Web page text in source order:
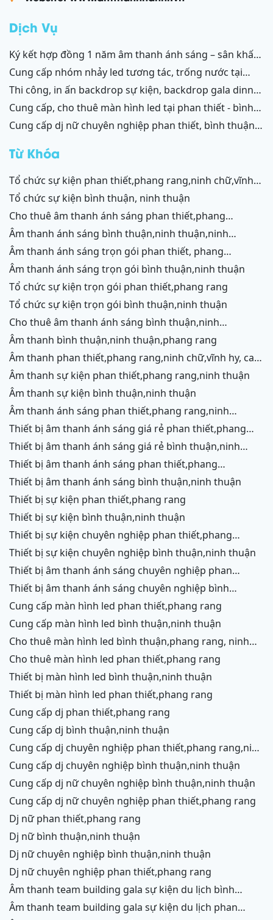
Dịch Vụ
ký kết hợp đồng 1 năm âm thanh ánh sáng – sân khấu
resort mũi né, tiến thành, kê gà, phan thiết, ninh thuận
cung cấp nhóm nhảy led tương tác, trống nước tại
ninh thuận – bình thuận
thi công, in ấn backdrop sự kiện, backdrop gala dinner,
backdrop team building, backdrop cánh gà, chữ nổi
3d, chữ nổi từ formex, chữ nổi hộp đèn led và ốp alu
phan thiết, bình thuận - ninh thuận - ninh chữ - phan
cung cấp, cho thuê màn hình led tại phan thiết - bình
thuận, ninh thuận - ninh chữ - phang rang
cung cấp dj nữ chuyên nghiệp phan thiết, bình thuận;
Từ Khóa
tổ chức sự kiện phan thiết,phang rang,ninh chữ,vĩnh
hy,cam ranh
tổ chức sự kiện bình thuận, ninh thuận
cho thuê âm thanh ánh sáng phan thiết,phang
rang,ninh chữ,vĩnh hy,cam ranh
âm thanh ánh sáng bình thuận,ninh thuận,ninh
chữ,vĩnh hy,cam ranh
âm thanh ánh sáng trọn gói phan thiết, phang
rang,cam ranh
âm thanh ánh sáng trọn gói bình thuận,ninh thuận
tổ chức sự kiện trọn gói phan thiết,phang rang
tổ chức sự kiện trọn gói bình thuận,ninh thuận
cho thuê âm thanh ánh sáng bình thuận,ninh
thuận,ninh chữ,vĩnh hy,phang rang,cam ranh
âm thanh bình thuận,ninh thuận,phang rang
âm thanh phan thiết,phang rang,ninh chữ,vĩnh hy, cam
ranh
âm thanh sự kiện phan thiết,phang rang,ninh thuận
âm thanh sự kiện bình thuận,ninh thuận
âm thanh ánh sáng phan thiết,phang rang,ninh
chữ,vĩnh hy,cam ranh
thiết bị âm thanh ánh sáng giá rẻ phan thiết,phang
rang,ninh chữ,vĩnh hy, ninh thuận
thiết bị âm thanh ánh sáng giá rẻ bình thuận,ninh
thuận
thiết bị âm thanh ánh sáng phan thiết,phang
rang,ninh chữ,vĩnh hy,cam ranh
thiết bị âm thanh ánh sáng bình thuận,ninh thuận
thiết bị sự kiện phan thiết,phang rang
thiết bị sự kiện bình thuận,ninh thuận
thiết bị sự kiện chuyên nghiệp phan thiết,phang
rang,ninh chữ,vĩnh hy,cam ranh
thiết bị sự kiện chuyên nghiệp bình thuận,ninh thuận
thiết bị âm thanh ánh sáng chuyên nghiệp phan
thiết,phang rang,ninh chữ,vĩnh hy,cam ranh,ninh
thiết bị âm thanh ánh sáng chuyên nghiệp bình
thuận,ninh thuận
cung cấp màn hình led phan thiết,phang rang
cung cấp màn hình led bình thuận,ninh thuận
cho thuê màn hình led bình thuận,phang rang, ninh
thuận
cho thuê màn hình led phan thiết,phang rang
thiết bị màn hình led bình thuận,ninh thuận
thiết bị màn hình led phan thiết,phang rang
cung cấp dj phan thiết,phang rang
cung cấp dj bình thuận,ninh thuận
cung cấp dj chuyên nghiệp phan thiết,phang rang,ninh
chữ,vĩnh hy
cung cấp dj chuyên nghiệp bình thuận,ninh thuận
cung cấp dj nữ chuyên nghiệp bình thuận,ninh thuận
cung cấp dj nữ chuyên nghiệp phan thiết,phang rang
dj nữ phan thiết,phang rang
dj nữ bình thuận,ninh thuận
dj nữ chuyên nghiệp bình thuận,ninh thuận
dj nữ chuyên nghiệp phan thiết,phang rang
âm thanh team building gala sự kiện du lịch bình
thuận,ninh thuận
âm thanh team building gala sự kiện du lịch phan